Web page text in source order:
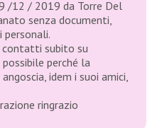
/12 / 2019 da Torre Del
senza documenti,
contatti subito su
possibile perché la
idem i suoi amici,
ringrazio